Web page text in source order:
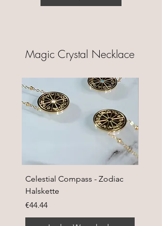
Magic Crystal Necklace
Celestial Compass - Zodiac
Halskette
Preis
€44.44